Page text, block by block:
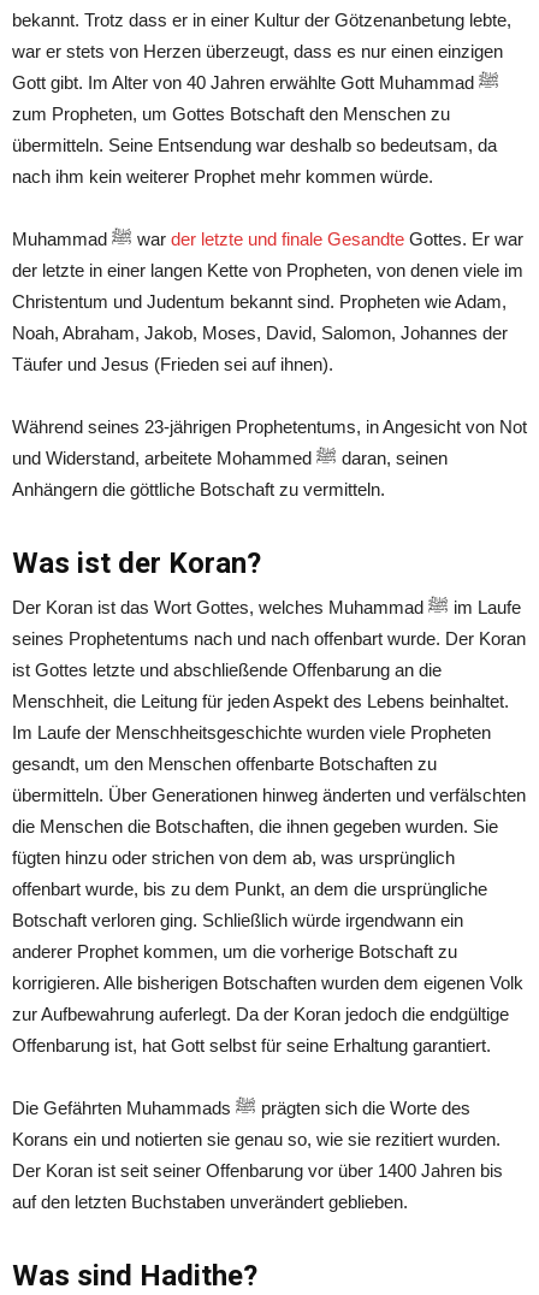
bekannt. Trotz dass er in einer Kultur der Götzenanbetung lebte,
war er stets von Herzen überzeugt, dass es nur einen einzigen
Gott gibt. Im Alter von 40 Jahren erwählte Gott Muhammad ﷺ
zum Propheten, um Gottes Botschaft den Menschen zu
übermitteln. Seine Entsendung war deshalb so bedeutsam, da
nach ihm kein weiterer Prophet mehr kommen würde.
Muhammad ﷺ war der letzte und finale Gesandte Gottes. Er war
der letzte in einer langen Kette von Propheten, von denen viele im
Christentum und Judentum bekannt sind. Propheten wie Adam,
Noah, Abraham, Jakob, Moses, David, Salomon, Johannes der
Täufer und Jesus (Frieden sei auf ihnen).
Während seines 23-jährigen Prophetentums, in Angesicht von Not
und Widerstand, arbeitete Mohammed ﷺ daran, seinen
Anhängern die göttliche Botschaft zu vermitteln.
Was ist der Koran?
Der Koran ist das Wort Gottes, welches Muhammad ﷺ im Laufe
seines Prophetentums nach und nach offenbart wurde. Der Koran
ist Gottes letzte und abschließende Offenbarung an die
Menschheit, die Leitung für jeden Aspekt des Lebens beinhaltet.
Im Laufe der Menschheitsgeschichte wurden viele Propheten
gesandt, um den Menschen offenbarte Botschaften zu
übermitteln. Über Generationen hinweg änderten und verfälschten
die Menschen die Botschaften, die ihnen gegeben wurden. Sie
fügten hinzu oder strichen von dem ab, was ursprünglich
offenbart wurde, bis zu dem Punkt, an dem die ursprüngliche
Botschaft verloren ging. Schließlich würde irgendwann ein
anderer Prophet kommen, um die vorherige Botschaft zu
korrigieren. Alle bisherigen Botschaften wurden dem eigenen Volk
zur Aufbewahrung auferlegt. Da der Koran jedoch die endgültige
Offenbarung ist, hat Gott selbst für seine Erhaltung garantiert.
Die Gefährten Muhammads ﷺ prägten sich die Worte des
Korans ein und notierten sie genau so, wie sie rezitiert wurden.
Der Koran ist seit seiner Offenbarung vor über 1400 Jahren bis
auf den letzten Buchstaben unverändert geblieben.
Was sind Hadithe?